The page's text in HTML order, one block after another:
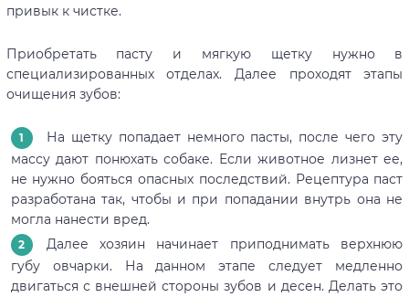
привык к чистке.
Приобретать пасту и мягкую щетку нужно в
специализированных отделах. Далее проходят этапы
очищения зубов:
На щетку попадает немного пасты, после чего эту
массу дают понюхать собаке. Если животное лизнет ее,
не нужно бояться опасных последствий. Рецептура паст
разработана так, чтобы и при попадании внутрь она не
могла нанести вред.
Далее хозяин начинает приподнимать верхнюю
губу овчарки. На данном этапе следует медленно
двигаться с внешней стороны зубов и десен. Делать это